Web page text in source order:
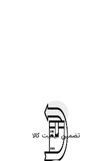
تضمین کیفیت کالا